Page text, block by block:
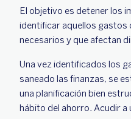
El objetivo es detener los
identificar aquellos gastos
necesarios y que afectan
Una vez identificados los
saneado las finanzas, se
una planificación bien
hábito del ahorro. Acudir a